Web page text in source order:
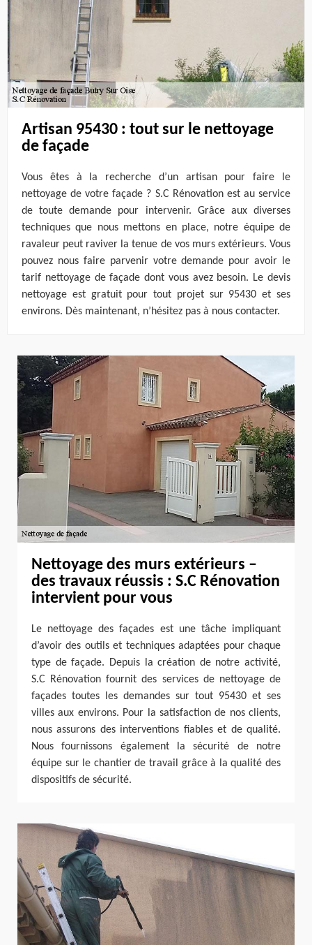
Artisan 95430 : tout sur le nettoyage
de façade
Vous êtes à la recherche d’un artisan pour faire le
nettoyage de votre façade ? S.C Rénovation est au service
de toute demande pour intervenir. Grâce aux diverses
techniques que nous mettons en place, notre équipe de
ravaleur peut raviver la tenue de vos murs extérieurs. Vous
pouvez nous faire parvenir votre demande pour avoir le
tarif nettoyage de façade dont vous avez besoin. Le devis
nettoyage est gratuit pour tout projet sur 95430 et ses
environs. Dès maintenant, n’hésitez pas à nous contacter.
Nettoyage des murs extérieurs –
des travaux réussis : S.C Rénovation
intervient pour vous
Le nettoyage des façades est une tâche impliquant
d’avoir des outils et techniques adaptées pour chaque
type de façade. Depuis la création de notre activité,
S.C Rénovation fournit des services de nettoyage de
façades toutes les demandes sur tout 95430 et ses
villes aux environs. Pour la satisfaction de nos clients,
nous assurons des interventions fiables et de qualité.
Nous fournissons également la sécurité de notre
équipe sur le chantier de travail grâce à la qualité des
dispositifs de sécurité.